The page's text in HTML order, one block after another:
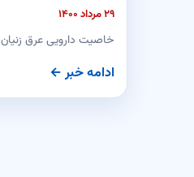
۲۹ مرداد ۱۴۰۰
خاصیت دارویی عرق زنیان
ادامه خبر ←